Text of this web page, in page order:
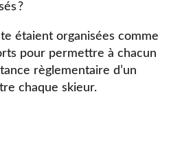
?
étaient organisées comme
pour permettre à chacun
règlementaire d’un
chaque skieur.